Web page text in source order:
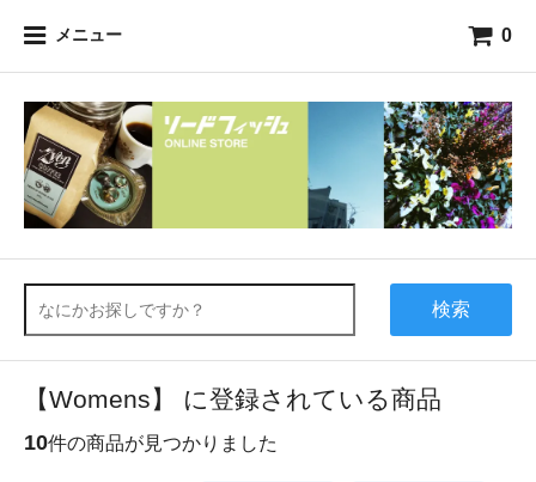
メニュー 0
検索
【Womens】 に登録されている商品
10件の商品が見つかりました